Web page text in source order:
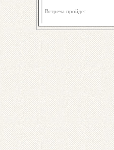
Встреча пройдет: